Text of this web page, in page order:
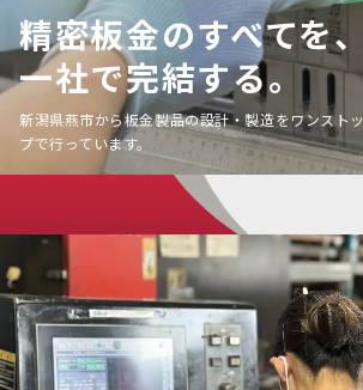
精密板金のすべてを、
一社で完結する。
新潟県燕市から板金製品の設計・製造をワンストッ
プで行っています。